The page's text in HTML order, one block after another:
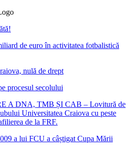
de euro în activitatea fotbalistică
nulă de drept
procesul secolului
A DNA, TMB ȘI CAB – Lovitură de
Universitatea Craiova cu peste
de la FRF.
a lui FCU a câștigat Cupa Mării